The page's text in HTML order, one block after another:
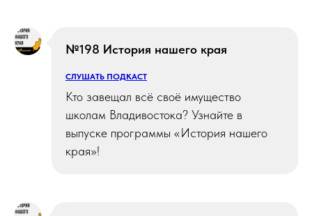
№198 История нашего края
СЛУШАТЬ ПОДКАСТ
Кто завещал всё своё имущество
школам Владивостока? Узнайте в
выпуске программы «История нашего
края»!